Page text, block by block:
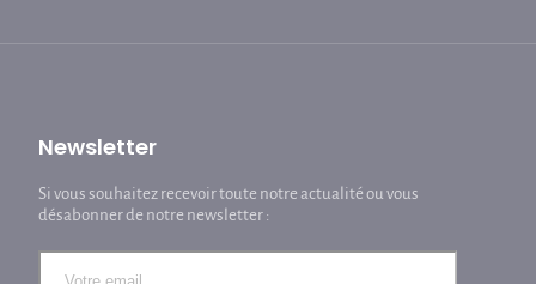
Newsletter
Si vous souhaitez recevoir toute notre actualité ou vous
désabonner de notre newsletter :